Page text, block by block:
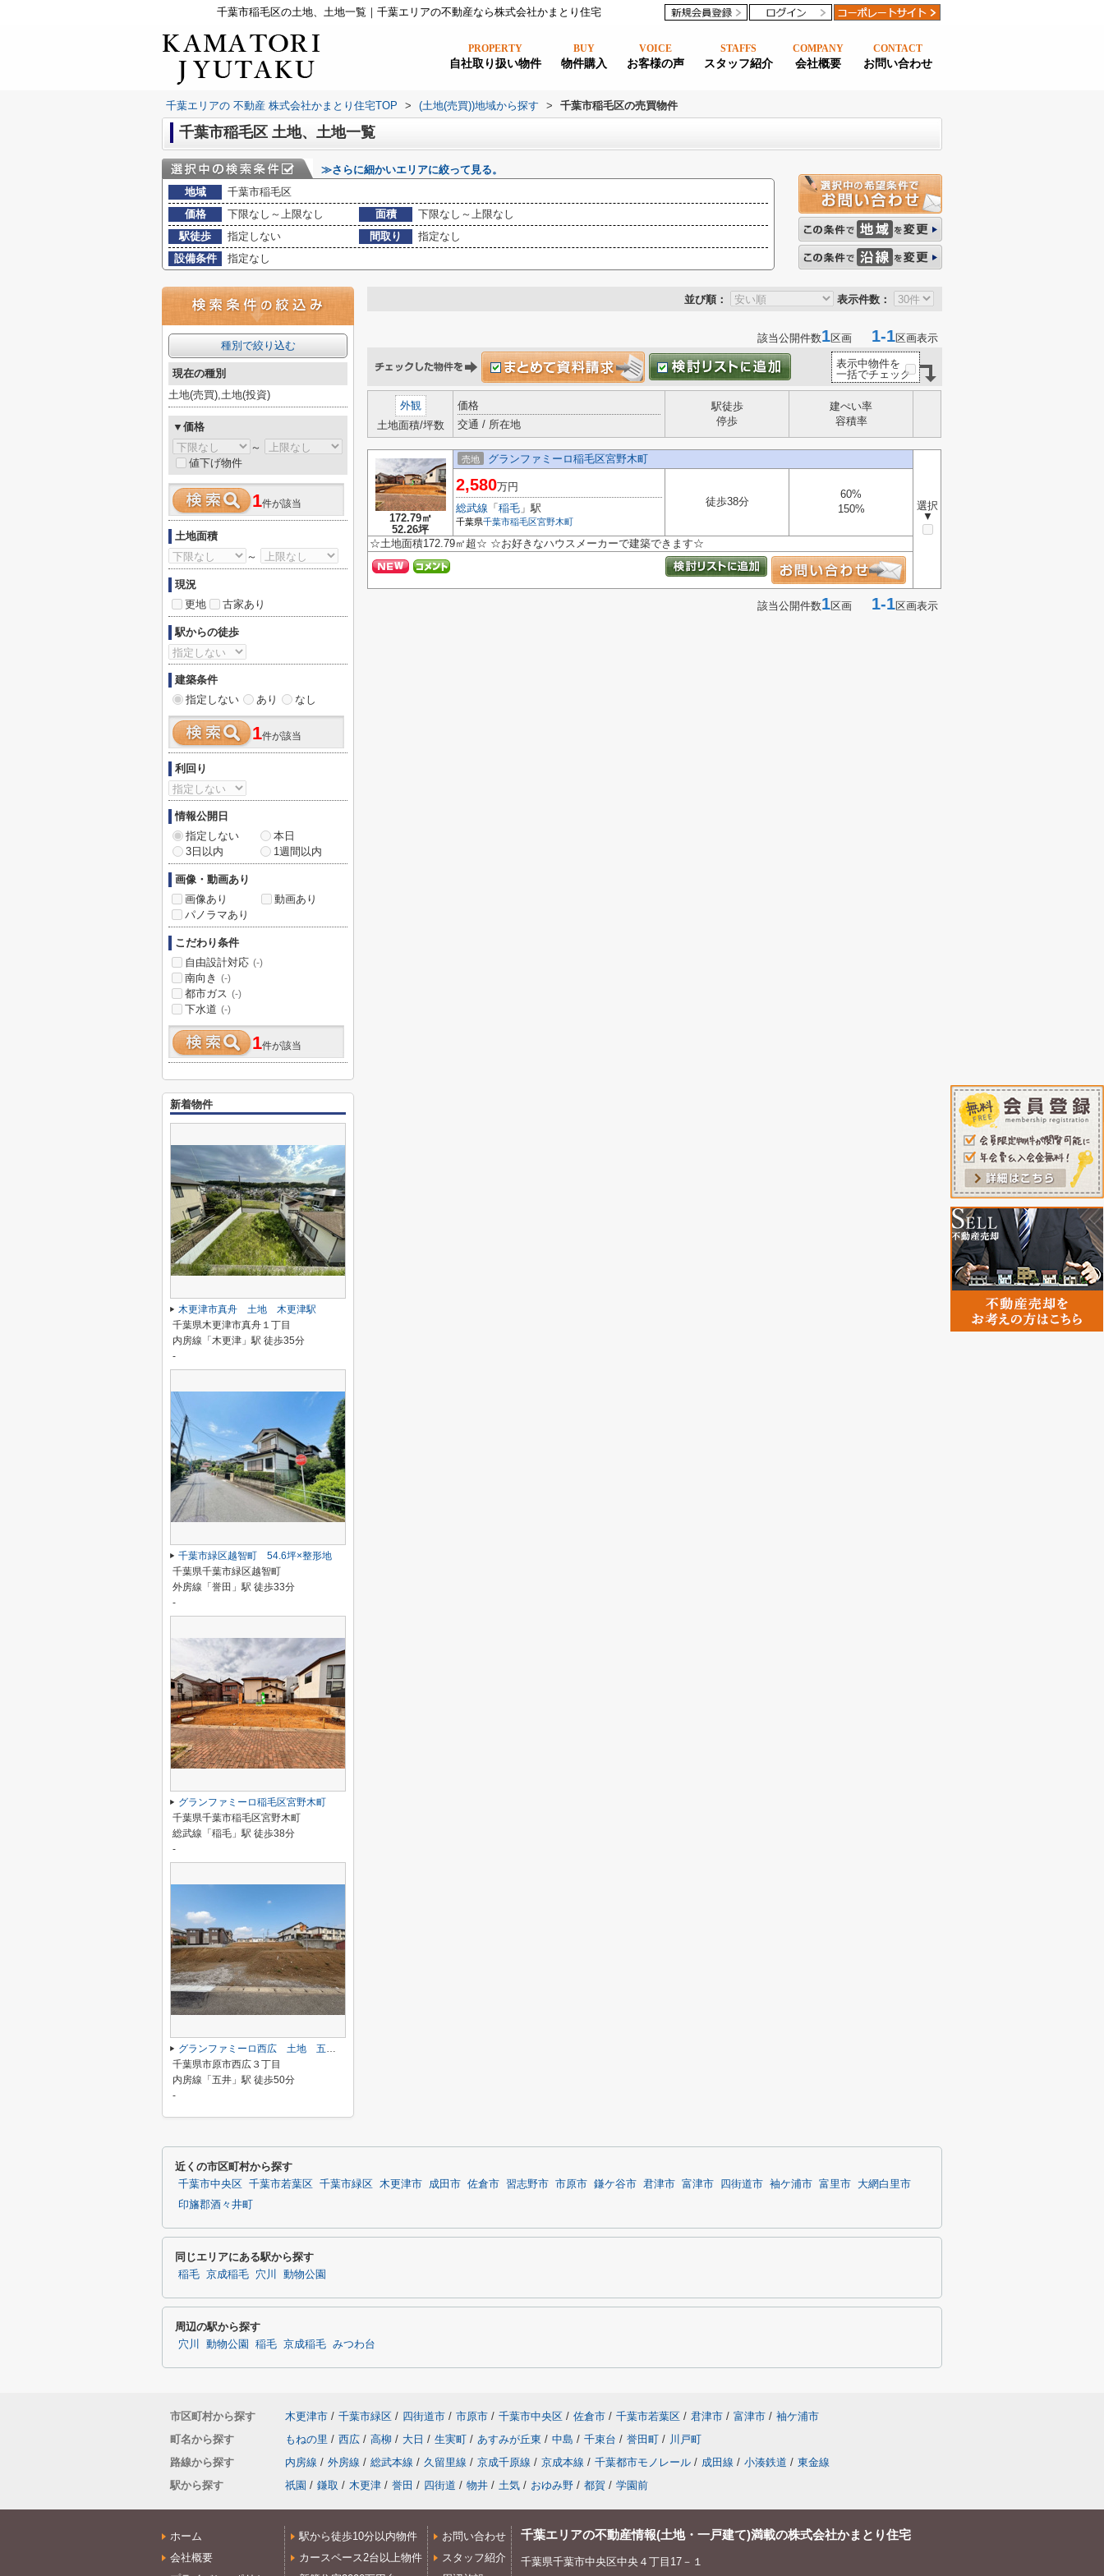
千葉市稲毛区の土地、土地一覧｜千葉エリアの不動産なら株式会社かまとり住宅
PROPERTY
自社取り扱い物件
BUY
物件購入
VOICE
お客様の声
STAFFS
スタッフ紹介
COMPANY
会社概要
CONTACT
お問い合わせ
千葉エリアの 不動産 株式会社かまとり住宅TOP > (土地(売買))地域から探す > 千葉市稲毛区の売買物件
千葉市稲毛区 土地、土地一覧
≫さらに細かいエリアに絞って見る。
地域
千葉市稲毛区
価格
下限なし～上限なし 面積
下限なし～上限なし
駅徒歩
指定しない 間取り
指定なし
設備条件
指定なし
並び順： 表示件数：
該当公開件数1区画 1-1区画表示
表示中物件を
一括でチェック
外観
土地面積/坪数
価格
交通 / 所在地
駅徒歩
停歩
建ぺい率
容積率
172.79㎡
52.26坪
売地 グランファミーロ稲毛区宮野木町
選択
▼
2,580万円
総武線 「 稲毛 」駅
千葉県千葉市稲毛区宮野木町
徒歩38分
60%
150%
☆土地面積172.79㎡超☆ ☆お好きなハウスメーカーで建築できます☆
該当公開件数1区画 1-1区画表示
種別で絞り込む
現在の種別
土地(売買),土地(投資)
▼価格
～
値下げ物件
1件が該当
土地面積
～
現況
更地
古家あり
駅からの徒歩
建築条件
指定しない
あり なし
1件が該当
利回り
情報公開日
指定しない
本日
3日以内
1週間以内
画像・動画あり
画像あり
動画あり
パノラマあり
こだわり条件
自由設計対応 (-)
南向き (-)
都市ガス (-)
下水道 (-)
1件が該当
新着物件
木更津市真舟 土地 木更津駅
千葉県木更津市真舟１丁目
内房線「木更津」駅 徒歩35分
-
千葉市緑区越智町 54.6坪×整形地
千葉県千葉市緑区越智町
外房線「誉田」駅 徒歩33分
-
グランファミーロ稲毛区宮野木町
千葉県千葉市稲毛区宮野木町
総武線「稲毛」駅 徒歩38分
-
グランファミーロ西広 土地 五井駅
千葉県市原市西広３丁目
内房線「五井」駅 徒歩50分
-
近くの市区町村から探す
千葉市中央区 千葉市若葉区 千葉市緑区 木更津市 成田市 佐倉市 習志野市 市原市 鎌ケ谷市 君津市 富津市 四街道市 袖ケ浦市 富里市
大網白里市
印旛郡酒々井町
同じエリアにある駅から探す
稲毛 京成稲毛 穴川 動物公園
周辺の駅から探す
穴川 動物公園 稲毛 京成稲毛 みつわ台
市区町村から探す 木更津市 / 千葉市緑区 / 四街道市 / 市原市 / 千葉市中央区 / 佐倉市 / 千葉市若葉区 / 君津市 / 富津市 / 袖ケ浦市
町名から探す
もねの里 / 西広 / 高柳 / 大日 / 生実町 / あすみが丘東 / 中島 / 千束台 / 誉田町 / 川戸町
路線から探す
内房線 / 外房線 / 総武本線 / 久留里線 / 京成千原線 / 京成本線 / 千葉都市モノレール / 成田線 / 小湊鉄道 / 東金線
駅から探す
祇園 / 鎌取 / 木更津 / 誉田 / 四街道 / 物井 / 土気 / おゆみ野 / 都賀 / 学園前
ホーム
会社概要
駅から徒歩10分以内物件
カースペース2台以上物件
お問い合わせ
スタッフ紹介
千葉エリアの不動産情報(土地・一戸建て)満載の株式会社かまとり住宅
千葉県千葉市中央区中央４丁目17－１